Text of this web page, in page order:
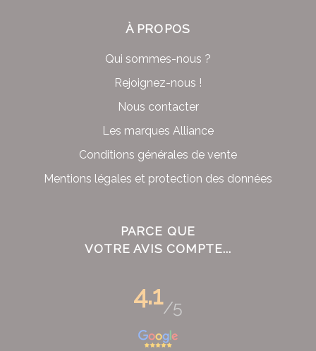
À PROPOS
Qui sommes-nous ?
Rejoignez-nous !
Nous contacter
Les marques Alliance
Conditions générales de vente
Mentions légales et protection des données
PARCE QUE
VOTRE AVIS COMPTE...
4.1/5